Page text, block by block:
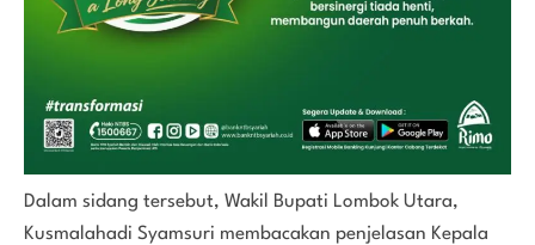
Dalam sidang tersebut, Wakil Bupati Lombok Utara,
Kusmalahadi Syamsuri membacakan penjelasan Kepala